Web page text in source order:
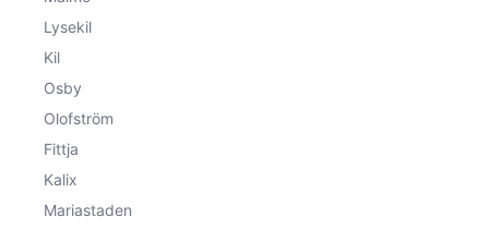
Lysekil
Kil
Osby
Olofström
Fittja
Kalix
Mariastaden